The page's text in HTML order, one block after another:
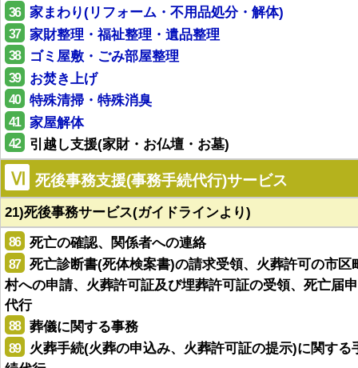
36 家まわり(リフォーム・不用品処分・解体)
37 家財整理・福祉整理・遺品整理
38 ゴミ屋敷・ごみ部屋整理
39 お焚き上げ
40 特殊清掃・特殊消臭
41 家屋解体
42 引越し支援(家財・お仏壇・お墓)
Ⅵ 死後事務支援(事務手続代行)サービス
21)死後事務サービス(ガイドラインより)
86 死亡の確認、関係者への連絡
87
死亡診断書(死体検案書)の請求受領、火葬許可の市区
村への申請、火葬許可証及び埋葬許可証の受領、死亡届
代行
88 葬儀に関する事務
89
火葬手続(火葬の申込み、火葬許可証の提示)に関する